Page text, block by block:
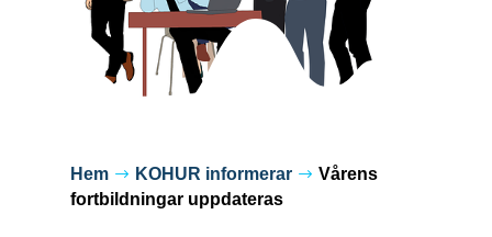
Hem $ KOHUR informerar $ Vårens
fortbildningar uppdateras